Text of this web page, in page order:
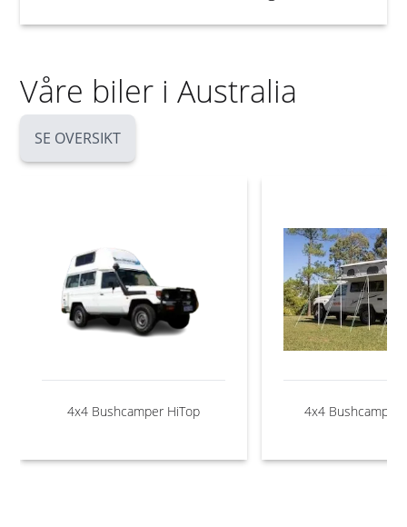
Våre biler i Australia
SE OVERSIKT
4x4 Bushcamper HiTop 4x4 Bushcamper